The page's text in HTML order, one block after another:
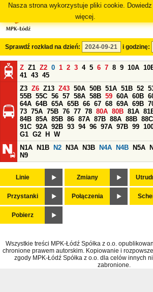
Nasza strona wykorzystuje pliki cookie.
więcej.
Sprawdź rozkład na dzień: i godzinę:
Z Z1 Z2 0 1 2 3 4 5 6 7 8 9 10A
41 43 45
Z3 Z6 Z13 Z43 50A 50B 51A 51B 52
55B 55C 56 57 58A 58B 59 60A 60B
64A 64B 65A 65B 66 67 68 69A 69B
73 75A 75B 76 77 78 80A 80B 81A
84B 85A 85B 86 87A 87B 88A 88B 88C
91C 92A 92B 93 94 96 97A 97B 99
G1 G2 H
W
N1A
N1B N2 N3A N3B N4A N4B N5A
N9
Linie Zmiany
Przystanki Połączenia
Pobierz
Wszystkie treści MPK-Łódź Spółka z o.o.
chronione prawem autorskim. Kopiowanie i
zgody MPK-Łódź Spółka z o.o. dla celów innych
zabronione.